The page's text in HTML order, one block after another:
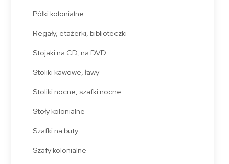
Półki kolonialne
Regały, etażerki, biblioteczki
Stojaki na CD, na DVD
Stoliki kawowe, ławy
Stoliki nocne, szafki nocne
Stoły kolonialne
Szafki na buty
Szafy kolonialne